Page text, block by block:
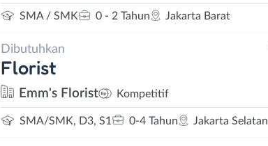
SMA / SMK 0 - 2 Tahun Jakarta Barat
Dibutuhkan
Florist
Emm's Florist Kompetitif
SMA/SMK, D3, S1 0-4 Tahun Jakarta Selatan